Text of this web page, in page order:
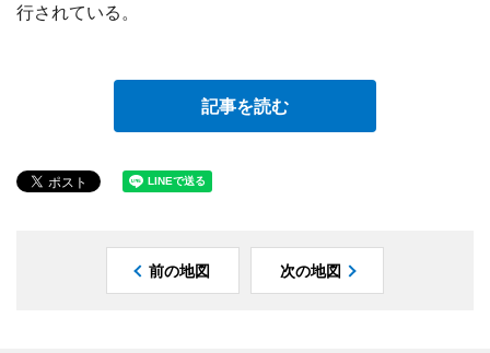
行されている。
記事を読む
前の地図 次の地図